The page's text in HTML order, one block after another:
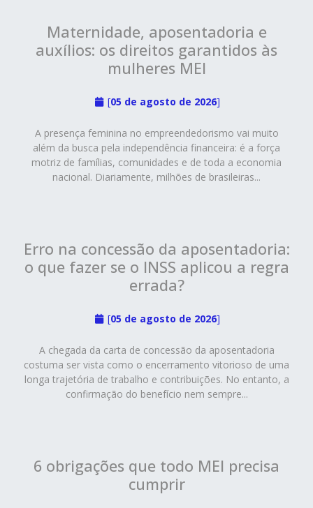
Maternidade, aposentadoria e
auxílios: os direitos garantidos às
mulheres MEI
[05 de agosto de 2026]
A presença feminina no empreendedorismo vai muito
além da busca pela independência financeira: é a força
motriz de famílias, comunidades e de toda a economia
nacional. Diariamente, milhões de brasileiras...
Erro na concessão da aposentadoria:
o que fazer se o INSS aplicou a regra
errada?
[05 de agosto de 2026]
A chegada da carta de concessão da aposentadoria
costuma ser vista como o encerramento vitorioso de uma
longa trajetória de trabalho e contribuições. No entanto, a
confirmação do benefício nem sempre...
6 obrigações que todo MEI precisa
cumprir